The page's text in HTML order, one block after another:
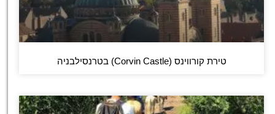
טירת קורווינס (Corvin Castle) בטרנסילבניה